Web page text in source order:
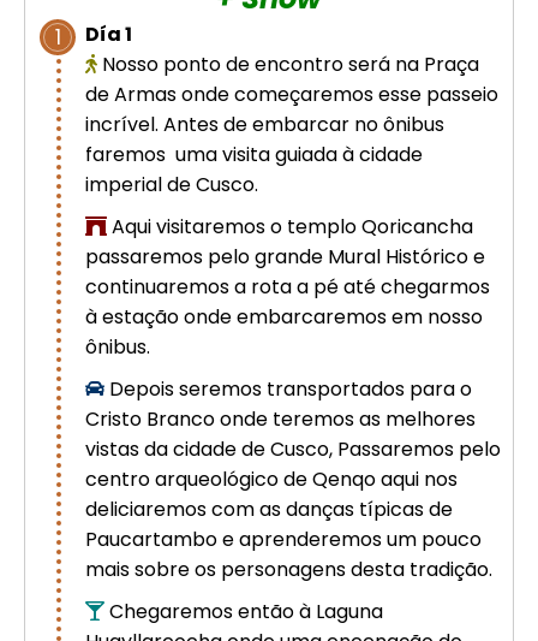
estrelas | Machu Picchu
Excursão de luxo de 8 dias em
Cusco: Machu Picchu + hotel 4
estrelas
1
Día 1
Nosso ponto de encontro será na Praça
de Armas onde começaremos esse passeio
incrível. Antes de embarcar no ônibus
faremos uma visita guiada à cidade
imperial de Cusco.
Aqui visitaremos o templo Qoricancha
passaremos pelo grande Mural Histórico e
continuaremos a rota a pé até chegarmos
à estação onde embarcaremos em nosso
ônibus.
Depois seremos transportados para o
Cristo Branco onde teremos as melhores
vistas da cidade de Cusco, Passaremos pelo
centro arqueológico de Qenqo aqui nos
deliciaremos com as danças típicas de
Paucartambo e aprenderemos um pouco
mais sobre os personagens desta tradição.
Chegaremos então à Laguna